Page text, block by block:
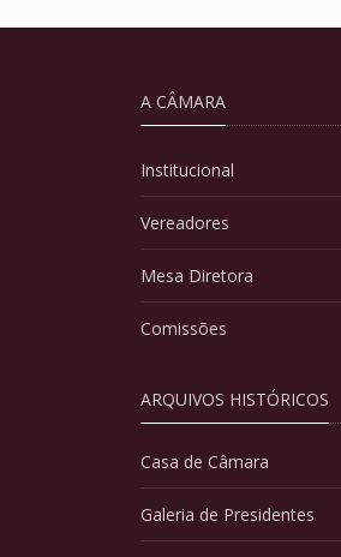
A CÂMARA
Institucional
Vereadores
Mesa Diretora
Comissões
ARQUIVOS HISTÓRICOS
Casa de Câmara
Galeria de Presidentes